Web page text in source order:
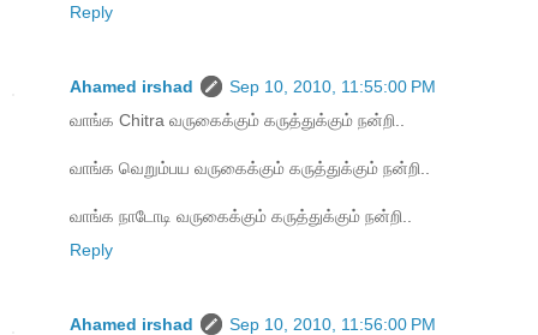
Reply
Ahamed irshad
Sep 10, 2010, 11:55:00 PM
வாங்க Chitra வருகைக்கும் கருத்துக்கும் நன்றி..
வாங்க வெறும்பய வருகைக்கும் கருத்துக்கும் நன்றி..
வாங்க நாடோடி வருகைக்கும் கருத்துக்கும் நன்றி..
Reply
Ahamed irshad
Sep 10, 2010, 11:56:00 PM